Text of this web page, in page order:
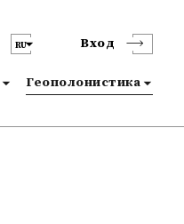
RU Вход
Геополонистика